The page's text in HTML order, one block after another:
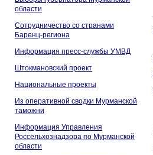
области
Сотрудничество со странами
Баренц-региона
Информация пресс-службы УМВД
Штокмановский проект
Национальные проекты
Из оперативной сводки Мурманской
таможни
Информация Управления
Россельхознадзора по Мурманской
области